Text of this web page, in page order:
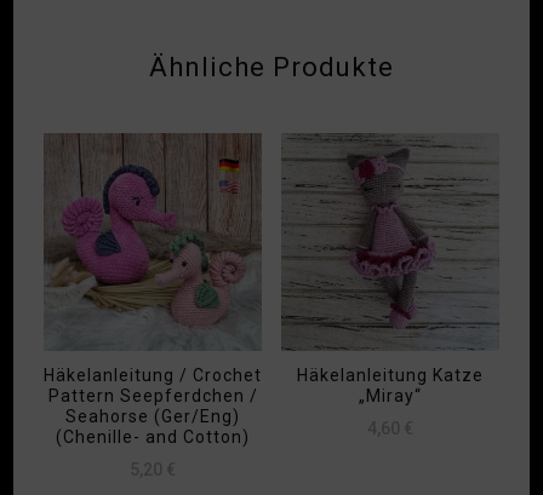
Ähnliche Produkte
Häkelanleitung / Crochet
Pattern Seepferdchen /
Seahorse (Ger/Eng)
(Chenille- and Cotton)
Häkelanleitung Katze
„Miray“